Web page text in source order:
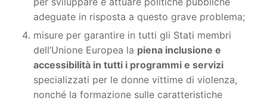
adeguate in risposta a questo grave problema;
misure per garantire in tutti gli Stati membri
dell’Unione Europea la piena inclusione e
accessibilità in tutti i programmi e servizi
specializzati per le donne vittime di violenza,
nonché la formazione sulle caratteristiche